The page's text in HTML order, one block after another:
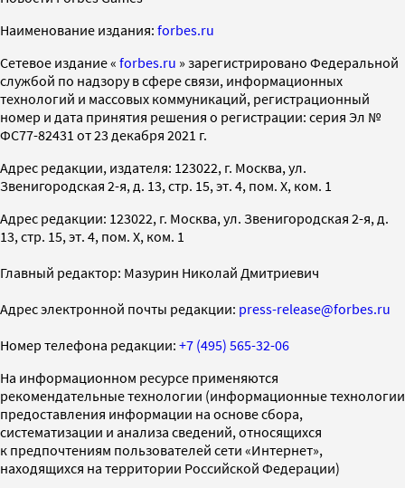
Наименование издания: forbes.ru
Cетевое издание « forbes.ru » зарегистрировано Федеральной
службой по надзору в сфере связи, информационных
технологий и массовых коммуникаций, регистрационный
номер и дата принятия решения о регистрации: серия Эл №
ФС77-82431 от 23 декабря 2021 г.
Адрес редакции, издателя: 123022, г. Москва, ул.
Звенигородская 2-я, д. 13, стр. 15, эт. 4, пом. X, ком. 1
Адрес редакции: 123022, г. Москва, ул. Звенигородская 2-я, д.
13, стр. 15, эт. 4, пом. X, ком. 1
Главный редактор: Мазурин Николай Дмитриевич
Адрес электронной почты редакции: press-release@forbes.ru
Номер телефона редакции: +7 (495) 565-32-06
На информационном ресурсе применяются
рекомендательные технологии (информационные технологии
предоставления информации на основе сбора,
систематизации и анализа сведений, относящихся
к предпочтениям пользователей сети «Интернет»,
находящихся на территории Российской Федерации)